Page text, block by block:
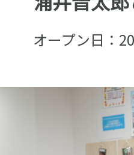
オープン日：